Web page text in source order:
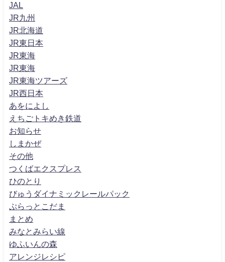
JAL
JR九州
JR北海道
JR東日本
JR東海
JR東海
JR東海ツアーズ
JR西日本
あをによし
えちごトキめき鉄道
お知らせ
しまかぜ
その他
つくばエクスプレス
ひのとり
びゅうダイナミックレールパック
ぷらっとこだま
まとめ
みなとみらい線
ゆふいんの森
アレンジレシピ